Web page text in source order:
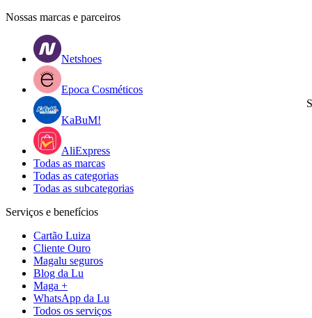
Nossas marcas e parceiros
Netshoes
Epoca Cosméticos
KaBuM!
AliExpress
Todas as marcas
Todas as categorias
Todas as subcategorias
Serviços e benefícios
Cartão Luiza
Cliente Ouro
Magalu seguros
Blog da Lu
Maga +
WhatsApp da Lu
Todos os serviços